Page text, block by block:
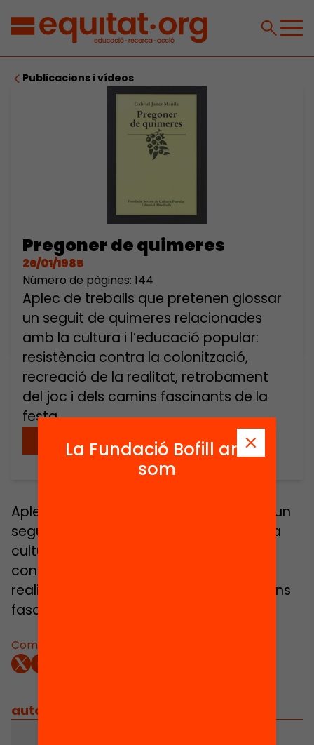
Publicacions i vídeos
Pregoner de quimeres
26/01/1985
Número de pàgines: 144
Aplec de treballs que pretenen glossar
un seguit de quimeres relacionades
amb la cultura i l’educació popular:
resistència contra la colonització,
recreació de la realitat, retrobament
del joc i dels camins fascinants de la
festa.
Descarregar
Comparteix:
Aplec de treballs que pretenen glossar un
seguit de quimeres relacionades amb la
cultura i l’educació popular: resistència
contra la colonització, recreació de la
realitat, retrobament del joc i dels camins
fascinants de la festa.
autors
La Fundació Bofill ara
som